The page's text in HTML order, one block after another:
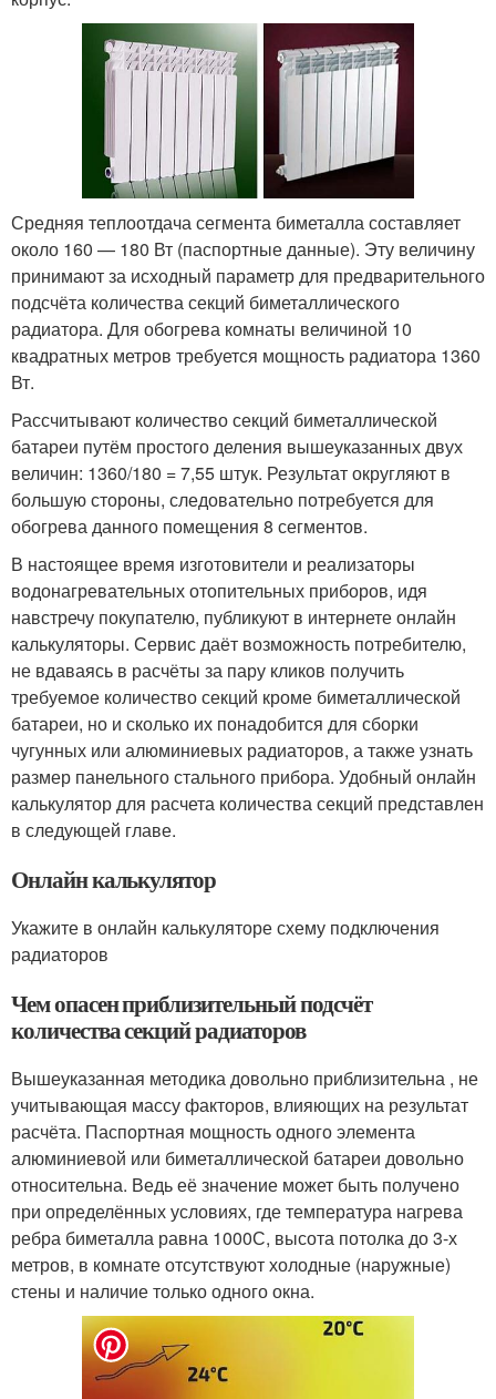
Средняя теплоотдача сегмента биметалла составляет
около 160 — 180 Вт (паспортные данные). Эту величину
принимают за исходный параметр для предварительного
подсчёта количества секций биметаллического
радиатора. Для обогрева комнаты величиной 10
квадратных метров требуется мощность радиатора 1360
Вт.
Рассчитывают количество секций биметаллической
батареи путём простого деления вышеуказанных двух
величин: 1360/180 = 7,55 штук. Результат округляют в
большую стороны, следовательно потребуется для
обогрева данного помещения 8 сегментов.
В настоящее время изготовители и реализаторы
водонагревательных отопительных приборов, идя
навстречу покупателю, публикуют в интернете онлайн
калькуляторы. Сервис даёт возможность потребителю,
не вдаваясь в расчёты за пару кликов получить
требуемое количество секций кроме биметаллической
батареи, но и сколько их понадобится для сборки
чугунных или алюминиевых радиаторов, а также узнать
размер панельного стального прибора. Удобный онлайн
калькулятор для расчета количества секций представлен
в следующей главе.
Онлайн калькулятор
Укажите в онлайн калькуляторе схему подключения
радиаторов
Чем опасен приблизительный подсчёт
количества секций радиаторов
Вышеуказанная методика довольно приблизительна , не
учитывающая массу факторов, влияющих на результат
расчёта. Паспортная мощность одного элемента
алюминиевой или биметаллической батареи довольно
относительна. Ведь её значение может быть получено
при определённых условиях, где температура нагрева
ребра биметалла равна 1000С, высота потолка до 3-х
метров, в комнате отсутствуют холодные (наружные)
стены и наличие только одного окна.